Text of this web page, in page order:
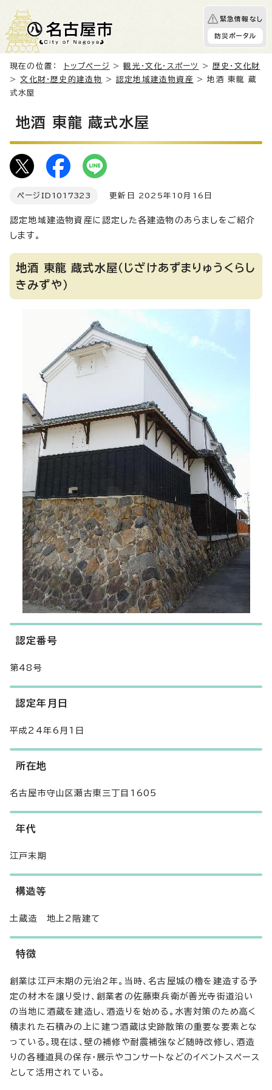
緊急情報なし
防災ポータル
現在の位置： トップページ >観光・文化・スポーツ >歴史・文化財
>文化財・歴史的建造物 >認定地域建造物資産
> 地酒 東龍 蔵
式水屋
地酒 東龍 蔵式水屋
ページID 1017323 更新日 2025年10月16日
認定地域建造物資産に認定した各建造物のあらましをご紹介
します。
地酒 東龍 蔵式水屋（じざけあずまりゅうくらし
きみずや）
認定番号
第48号
認定年月日
平成24年6月1日
所在地
名古屋市守山区瀬古東三丁目1605
年代
江戸末期
構造等
土蔵造 地上2階建て
特徴
創業は江戸末期の元治2年。当時、名古屋城の櫓を建造する予
定の材木を譲り受け、創業者の佐藤東兵衛が善光寺街道沿い
の当地に酒蔵を建造し、酒造りを始める。水害対策のため高く
積まれた石積みの上に建つ酒蔵は史跡散策の重要な要素とな
っている。現在は、壁の補修や耐震補強など随時改修し、酒造
りの各種道具の保存・展示やコンサートなどのイベントスペース
として活用されている。